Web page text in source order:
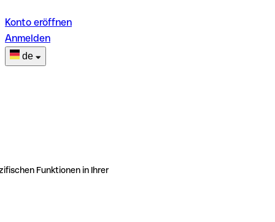
Konto eröffnen
Anmelden
de
Funktionen in Ihrer